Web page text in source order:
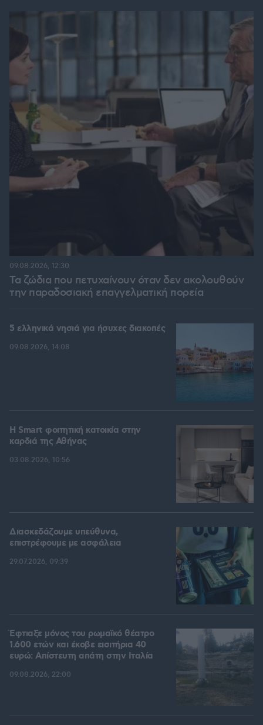
Τα ζώδια που πετυχαίνουν όταν δεν ακολουθούν
την παραδοσιακή επαγγελματική πορεία
09.08.2026, 12:30
5 ελληνικά νησιά για ήσυχες διακοπές
09.08.2026, 14:08
Η Smart φοιτητική κατοικία στην
καρδιά της Αθήνας
03.08.2026, 10:56
Διασκεδάζουμε υπεύθυνα,
επιστρέφουμε με ασφάλεια
29.07.2026, 09:39
Έφτιαξε μόνος του ρωμαϊκό θέατρο
1.600 ετών και έκοβε εισιτήρια 40
ευρώ: Απίστευτη απάτη στην Ιταλία
09.08.2026, 22:00